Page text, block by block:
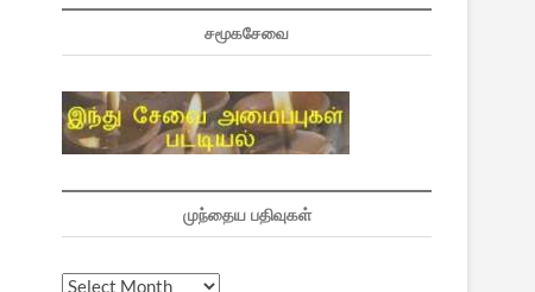
சமூகசேவை
முந்தைய பதிவுகள்
முந்தைய